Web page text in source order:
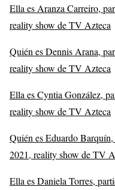
Ella es Aranza Carreiro,
reality show de TV Azteca
Quién es Dennis Arana,
reality show de TV Azteca
Ella es Cyntia González,
reality show de TV Azteca
Quién es Eduardo
2021, reality show de TV
Ella es Daniela Torres,